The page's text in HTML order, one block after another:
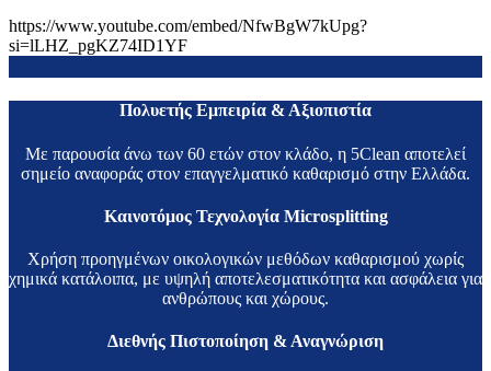
https://www.youtube.com/embed/NfwBgW7kUpg?
si=lLHZ_pgKZ74ID1YF
Πολυετής Εμπειρία & Αξιοπιστία
Με παρουσία άνω των 60 ετών στον κλάδο, η 5Clean αποτελεί
σημείο αναφοράς στον επαγγελματικό καθαρισμό στην Ελλάδα.
Καινοτόμος Τεχνολογία Microsplitting
Χρήση προηγμένων οικολογικών μεθόδων καθαρισμού χωρίς
χημικά κατάλοιπα, με υψηλή αποτελεσματικότητα και ασφάλεια για
ανθρώπους και χώρους.
Διεθνής Πιστοποίηση & Αναγνώριση